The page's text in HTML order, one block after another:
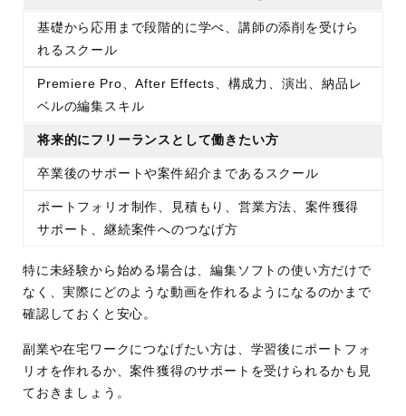
基礎から応用まで段階的に学べ、講師の添削を受けら
れるスクール
Premiere Pro、After Effects、構成力、演出、納品レ
ベルの編集スキル
将来的にフリーランスとして働きたい方
卒業後のサポートや案件紹介まであるスクール
ポートフォリオ制作、見積もり、営業方法、案件獲得
サポート、継続案件へのつなげ方
特に未経験から始める場合は、編集ソフトの使い方だけで
なく、実際にどのような動画を作れるようになるのかまで
確認しておくと安心。
副業や在宅ワークにつなげたい方は、学習後にポートフォ
リオを作れるか、案件獲得のサポートを受けられるかも見
ておきましょう。